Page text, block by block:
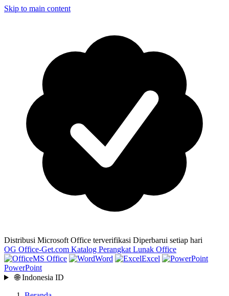
Skip to main content
Distribusi Microsoft Office terverifikasi Diperbarui setiap hari
OG Office-Get.com Katalog Perangkat Lunak Office
MS Office
Word
Excel
PowerPoint
🌐 Indonesia ID